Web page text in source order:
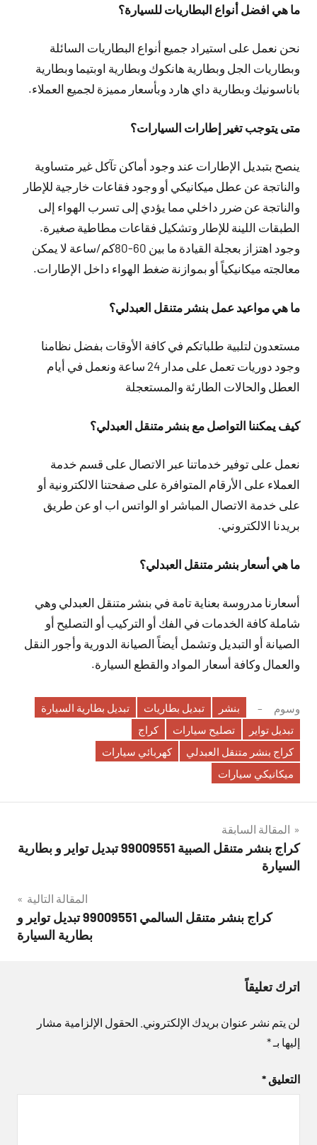
ما هي افضل أنواع البطاريات للسيارة؟
نحن نعمل على استيراد جميع أنواع البطاريات السائلة
وبطاريات الجل وبطارية هانكوك وبطارية اوبتيما وبطارية
باناسونيك وبطارية داي هارد وبأسعار مميزة لجميع العملاء.
متى يتوجب تغير إطارات السيارات؟
ينصح بتبديل الإطارات عند وجود أماكن تآكل غير متساوية
والناتجة عن عطل ميكانيكي أو وجود فقاعات خارجية للإطار
والناتجة عن ضرر داخلي مما يؤدي إلى تسرب الهواء إلى
الطبقات اللينة للإطار وتشكيل فقاعات مطاطية صغيرة.
وجود اهتزاز بعجلة القيادة ما بين 60-80كم/ساعة لا يمكن
معالجته ميكانيكياً أو بموازنة ضغط الهواء داخل الإطارات.
ما هي مواعيد عمل بنشر متنقل العبدلي؟
مستعدون لتلبية طلباتكم في كافة الأوقات بفضل نظامنا
وجود دوريات تعمل على مدار 24 ساعة ونعمل في أيام
العطل والحالات الطارئة والمستعجلة
كيف يمكننا التواصل مع بنشر متنقل العبدلي؟
نعمل على توفير خدماتنا عبر الاتصال على قسم خدمة
العملاء على الأرقام المتوافرة على صفحتنا الالكترونية أو
على خدمة الاتصال المباشر او الواتس اب او عن طريق
بريدنا الالكتروني.
ما هي أسعار بنشر متنقل العبدلي؟
أسعارنا مدروسة بعناية تامة في بنشر متنقل العبدلي وهي
شاملة كافة الخدمات في الفك أو التركيب أو التصليح أو
الصيانة أو التبديل وتشمل أيضاً الصيانة الدورية وأجور النقل
والعمال وكافة أسعار المواد والقطع السيارة.
وسوم بنشر تبديل بطاريات
تبديل بطارية السيارة
تبديل تواير
تصليح سيارات
كراج
كراج بنشر متنقل العبدلي
كهربائي سيارات
ميكانيكي سيارات
تصفّح
المقالات
المقالة السابقة
كراج بنشر متنقل الصبية 99009551‬ تبديل تواير و بطارية
السيارة
المقالة التالية
كراج بنشر متنقل السالمي 99009551‬ تبديل تواير و
بطارية السيارة
اترك تعليقاً
لن يتم نشر عنوان بريدك الإلكتروني. الحقول الإلزامية مشار
إليها بـ*
التعليق *